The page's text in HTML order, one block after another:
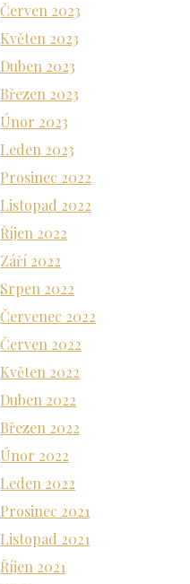
Červen 2023
Květen 2023
Duben 2023
Březen 2023
Únor 2023
Leden 2023
Prosinec 2022
Listopad 2022
Říjen 2022
Září 2022
Srpen 2022
Červenec 2022
Červen 2022
Květen 2022
Duben 2022
Březen 2022
Únor 2022
Leden 2022
Prosinec 2021
Listopad 2021
Říjen 2021